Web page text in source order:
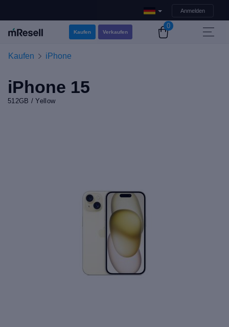
Anmelden
Kaufen Verkaufen
0
Kaufen iPhone
iPhone 15
512GB / Yellow